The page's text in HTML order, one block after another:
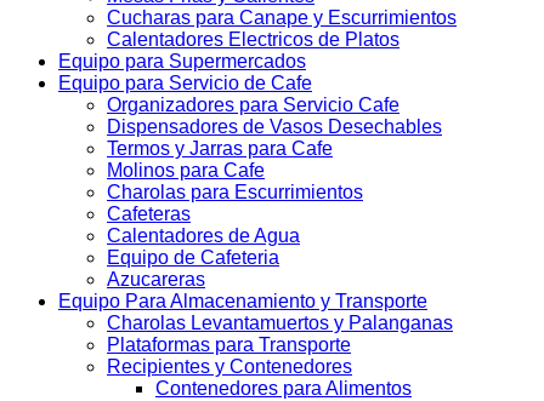
Cucharas para Canape y Escurrimientos
Calentadores Electricos de Platos
Equipo para Supermercados
Equipo para Servicio de Cafe
Organizadores para Servicio Cafe
Dispensadores de Vasos Desechables
Termos y Jarras para Cafe
Molinos para Cafe
Charolas para Escurrimientos
Cafeteras
Calentadores de Agua
Equipo de Cafeteria
Azucareras
Equipo Para Almacenamiento y Transporte
Charolas Levantamuertos y Palanganas
Plataformas para Transporte
Recipientes y Contenedores
Contenedores para Alimentos